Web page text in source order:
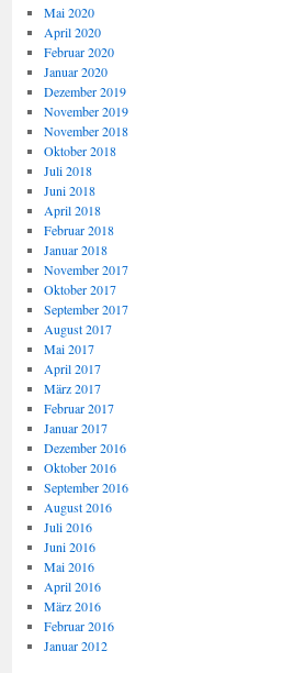
Mai 2020
April 2020
Februar 2020
Januar 2020
Dezember 2019
November 2019
November 2018
Oktober 2018
Juli 2018
Juni 2018
April 2018
Februar 2018
Januar 2018
November 2017
Oktober 2017
September 2017
August 2017
Mai 2017
April 2017
März 2017
Februar 2017
Januar 2017
Dezember 2016
Oktober 2016
September 2016
August 2016
Juli 2016
Juni 2016
Mai 2016
April 2016
März 2016
Februar 2016
Januar 2012